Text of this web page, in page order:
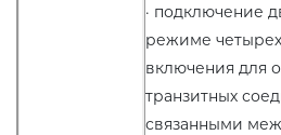
· подключение
режиме
включения для
транзитных
связанными